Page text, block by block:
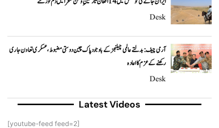
Desk
آرمی چیف: بدلتے عالمی چیلنجز کے باوجود پاک چین دوستی مضبوط، عسکری تعاون جاری
رکھنے کے عزم کا اعادہ
Desk
Latest Videos
[youtube-feed feed=2]